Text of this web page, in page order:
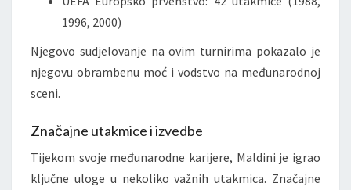
1996, 2000)
Njegovo sudjelovanje na ovim turnirima pokazalo je
njegovu obrambenu moć i vodstvo na međunarodnoj
sceni.
Značajne utakmice i izvedbe
Tijekom svoje međunarodne karijere, Maldini je igrao
ključne uloge u nekoliko važnih utakmica. Značajne